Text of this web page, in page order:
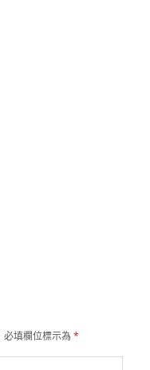
必填欄位標示為*